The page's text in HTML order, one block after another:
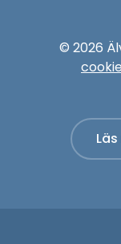
© 2026